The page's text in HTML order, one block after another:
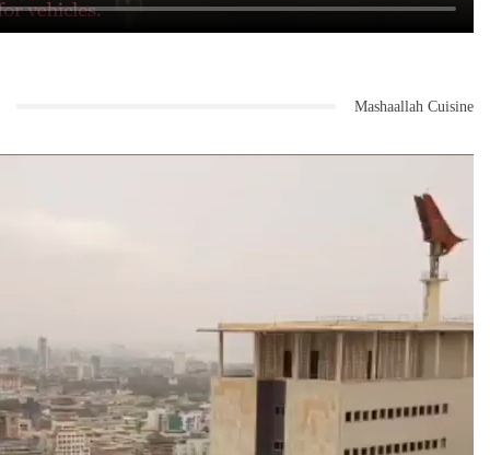
Mashaallah Cuisine